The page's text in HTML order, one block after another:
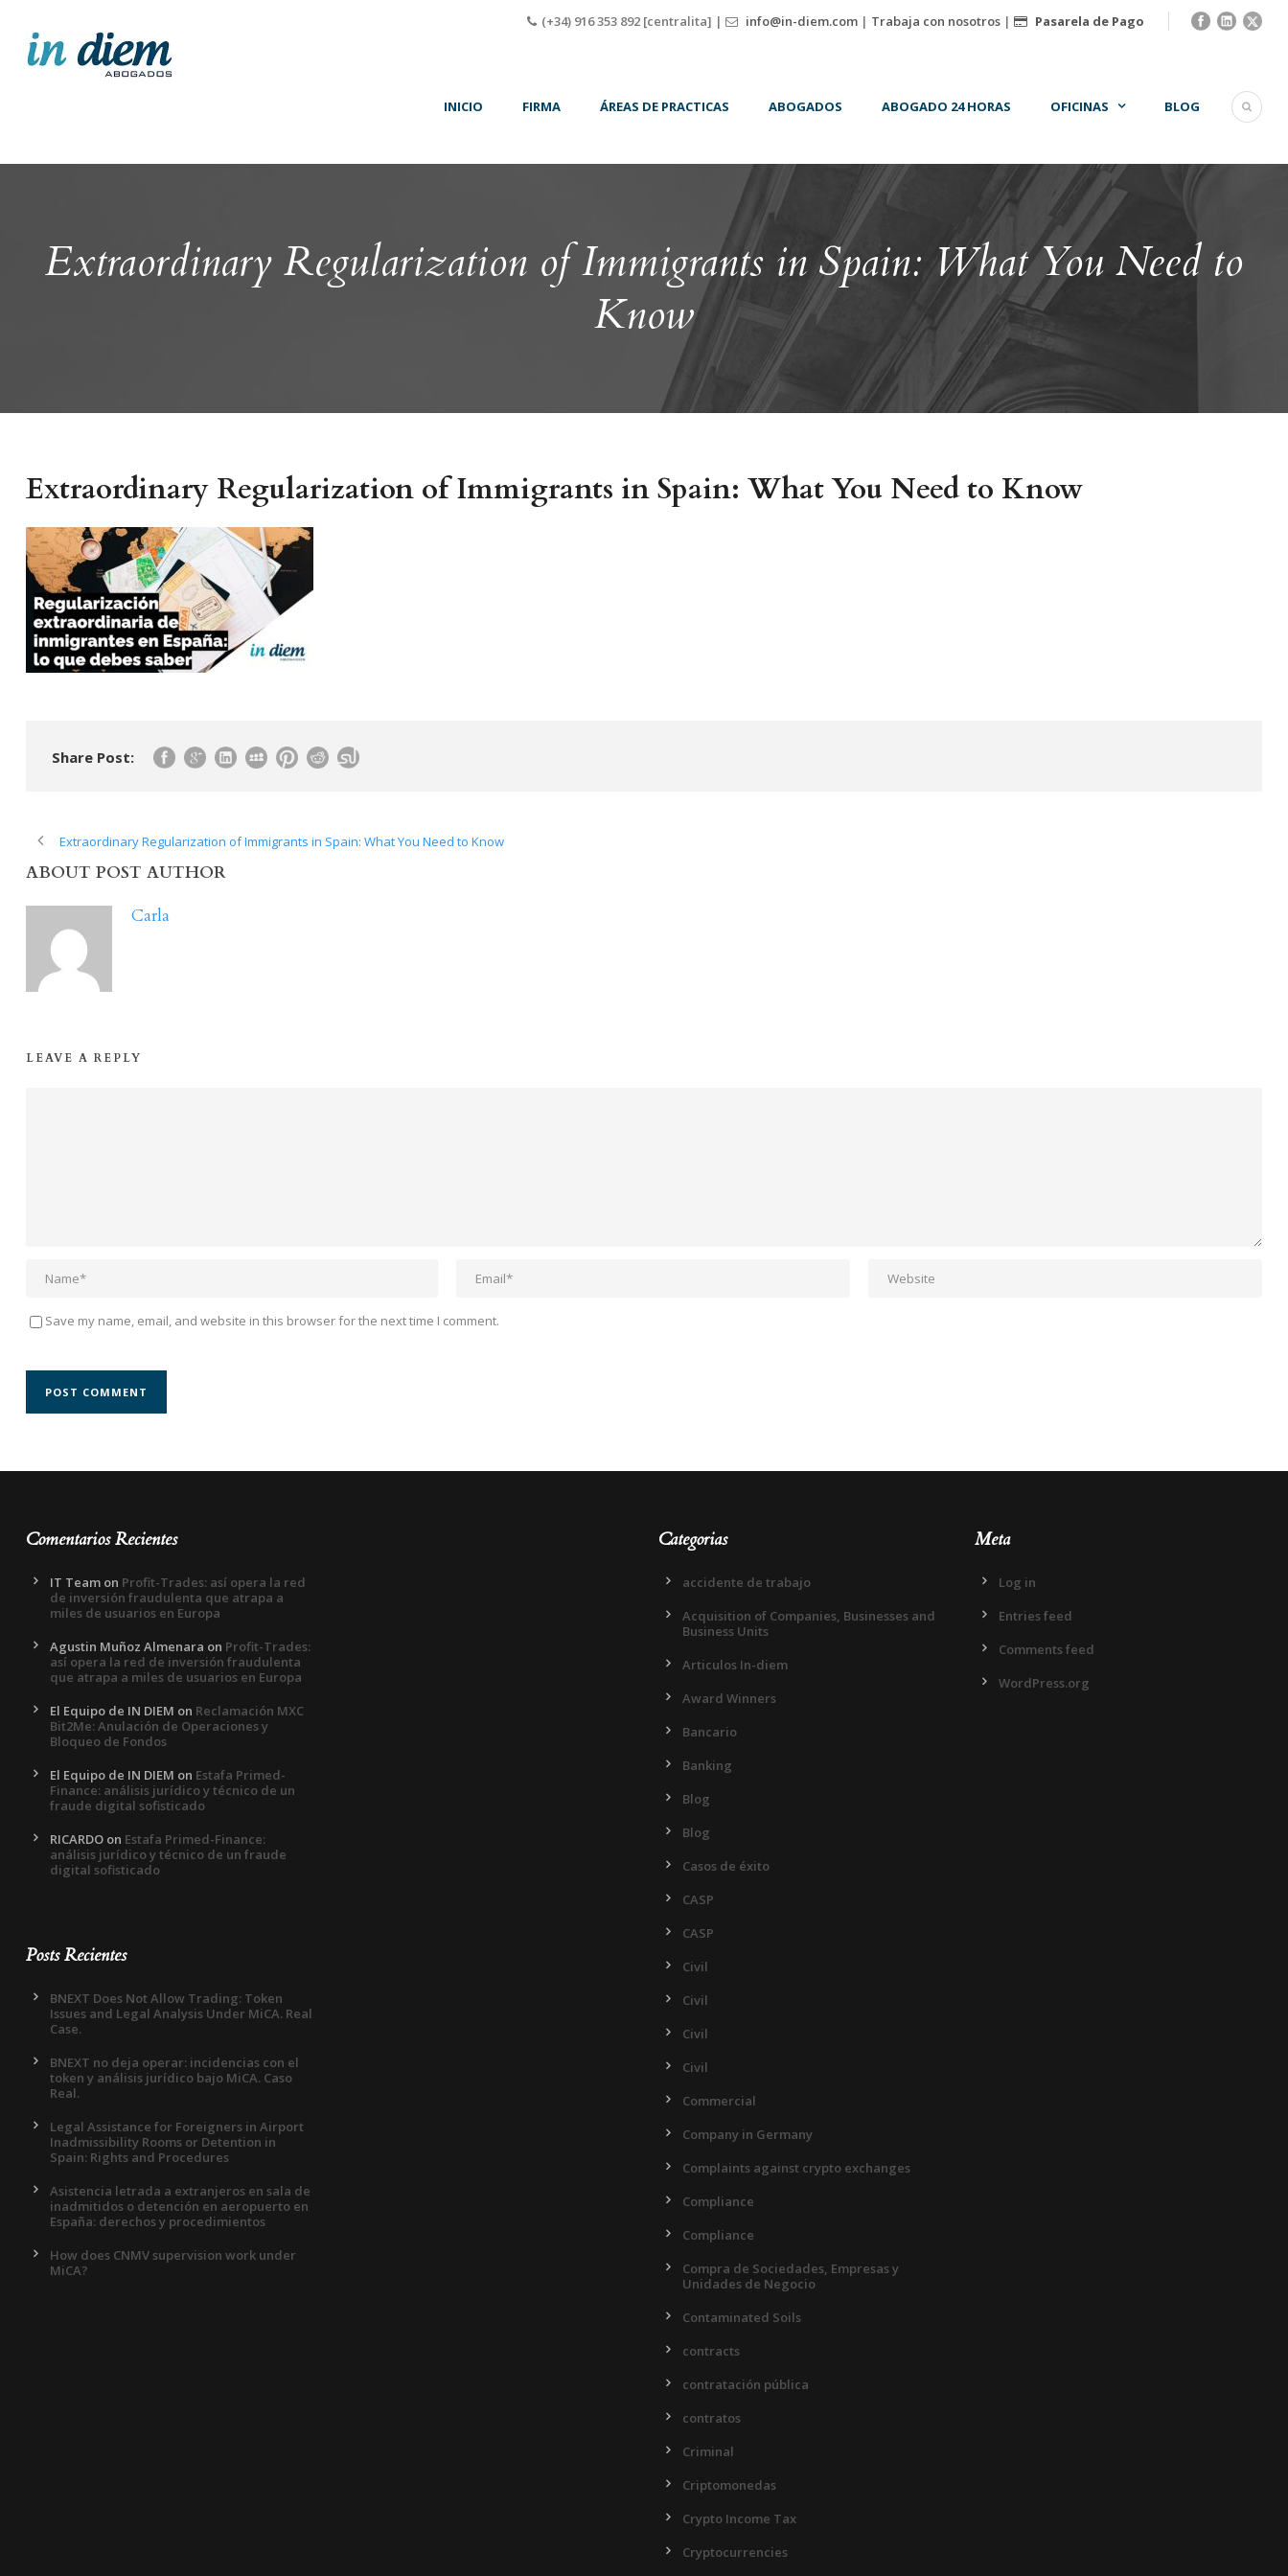
(+34) 916 353 892 [centralita] | info@in-diem.com | Trabaja con nosotros | Pasarela de Pago
INICIO FIRMA ÁREAS DE PRACTICAS ABOGADOS ABOGADO 24 HORAS OFICINAS BLOG
Extraordinary Regularization of Immigrants in Spain: What You Need to
Know
Extraordinary Regularization of Immigrants in Spain: What You Need to Know
Share Post:
Extraordinary Regularization of Immigrants in Spain: What You Need to Know
ABOUT POST AUTHOR
Carla
LEAVE A REPLY
Save my name, email, and website in this browser for the next time I comment.
Comentarios Recientes
IT Team on Profit-Trades: así opera la red
de inversión fraudulenta que atrapa a
miles de usuarios en Europa
Agustin Muñoz Almenara on Profit-Trades:
así opera la red de inversión fraudulenta
que atrapa a miles de usuarios en Europa
El Equipo de IN DIEM on Reclamación MXC
Bit2Me: Anulación de Operaciones y
Bloqueo de Fondos
El Equipo de IN DIEM on Estafa Primed-
Finance: análisis jurídico y técnico de un
fraude digital sofisticado
RICARDO on Estafa Primed-Finance:
análisis jurídico y técnico de un fraude
digital sofisticado
Posts Recientes
BNEXT Does Not Allow Trading: Token
Issues and Legal Analysis Under MiCA. Real
Case.
BNEXT no deja operar: incidencias con el
token y análisis jurídico bajo MiCA. Caso
Real.
Legal Assistance for Foreigners in Airport
Inadmissibility Rooms or Detention in
Spain: Rights and Procedures
Asistencia letrada a extranjeros en sala de
inadmitidos o detención en aeropuerto en
España: derechos y procedimientos
How does CNMV supervision work under
MiCA?
Categorias
accidente de trabajo
Acquisition of Companies, Businesses and
Business Units
Articulos In-diem
Award Winners
Bancario
Banking
Blog
Blog
Casos de éxito
CASP
CASP
Civil
Civil
Civil
Civil
Commercial
Company in Germany
Complaints against crypto exchanges
Compliance
Compliance
Compra de Sociedades, Empresas y
Unidades de Negocio
Contaminated Soils
contracts
contratación pública
contratos
Criminal
Criptomonedas
Crypto Income Tax
Cryptocurrencies
Meta
Log in
Entries feed
Comments feed
WordPress.org